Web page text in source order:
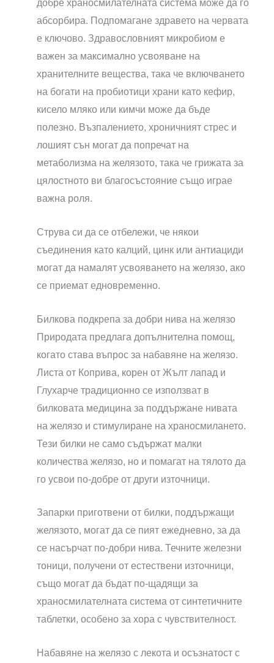
добре храносмилателната система може да го
абсорбира. Подпомагане здравето на червата
е ключово. Здравословният микробиом е
важен за максимално усвояване на
хранителните вещества, така че включването
на богати на пробиотици храни като кефир,
кисело мляко или кимчи може да бъде
полезно. Възпалението, хроничният стрес и
лошият сън могат да попречат на
метаболизма на желязото, така че грижата за
цялостното ви благосъстояние също играе
важна роля.
Струва си да се отбележи, че някои
съединения като калций, цинк или антиациди
могат да намалят усвояването на желязо, ако
се приемат едновременно.
Билкова подкрепа за добри нива на желязо
Природата предлага допълнителна помощ,
когато става въпрос за набавяне на желязо.
Листа от Коприва, корен от Жълт лапад и
Глухарче традиционно се използват в
билковата медицина за поддържане нивата
на желязо и стимулиране на храносмилането.
Тези билки не само съдържат малки
количества желязо, но и помагат на тялото да
го усвои по-добре от други източници.
Запарки приготвени от билки, поддържащи
желязото, могат да се пият ежедневно, за да
се насърчат по-добри нива. Течните железни
тоници, получени от естествени източници,
също могат да бъдат по-щадящи за
храносмилателната система от синтетичните
таблетки, особено за хора с чувствителност.
Набавяне на желязо с лекота и осъзнатост с